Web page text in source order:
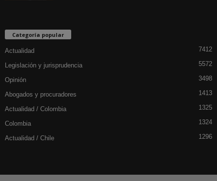
Categoría popular
Actualidad 7412
Legislación y jurisprudencia 5572
Opinión 3498
Abogados y procuradores 1413
Actualidad / Colombia 1325
Colombia 1324
Actualidad / Chile 1296